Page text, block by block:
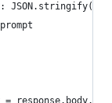
JSON.stringify({
=